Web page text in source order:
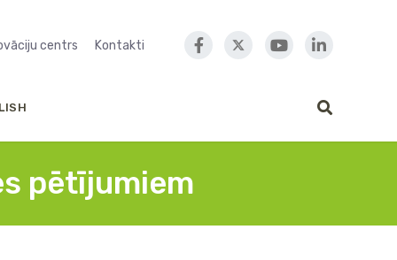
centrs Kontakti
pētījumiem